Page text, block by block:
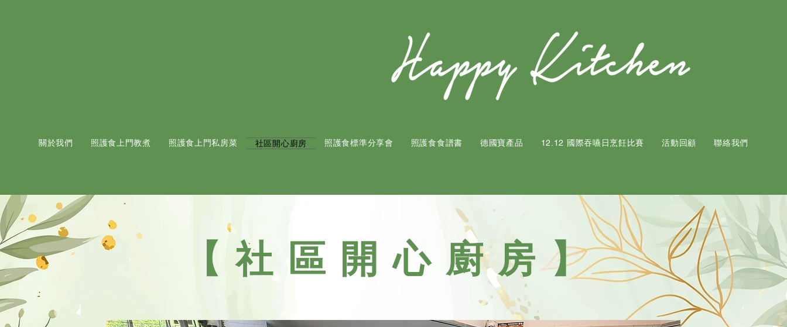
關於我們 照護食上門教煮 照護食上門私房菜 社區開心廚房 照護食標準分享會 照護食食譜書 ​德國寶產品 12.12 國際吞嚥日烹飪比賽 活動回顧 聯絡我們
【社區開心廚房】